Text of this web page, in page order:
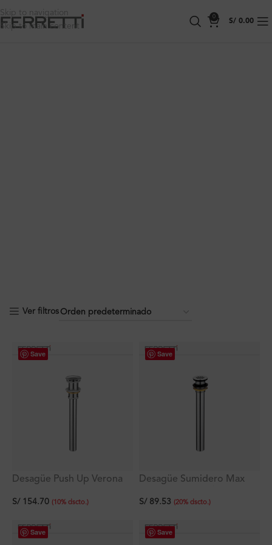
Skip to navigation
Skip to main content
0
S/ 0.00
Ver filtros
Save
Desagüe Push Up Verona
S/ 154.70 (10% dscto.)
Save
Desagüe Sumidero Max
S/89.53 (20% dscto.)
Save Save